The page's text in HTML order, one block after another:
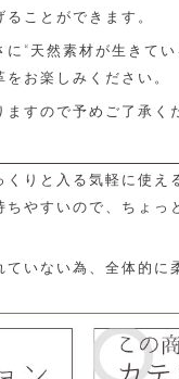
ことができます。
“天然素材が生きて
お楽しみください。
すので予めご了承く
りと入る気軽に使え
やすいので、ちょっ
ていない為、全体的に